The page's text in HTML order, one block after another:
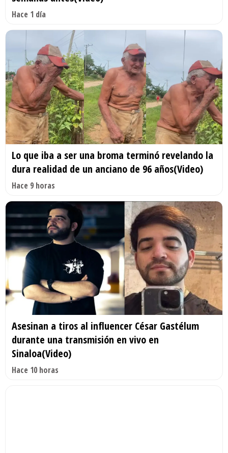
Hace 1 día
Lo que iba a ser una broma terminó revelando la
dura realidad de un anciano de 96 años(Video)
Hace 9 horas
Asesinan a tiros al influencer César Gastélum
durante una transmisión en vivo en
Sinaloa(Video)
Hace 10 horas